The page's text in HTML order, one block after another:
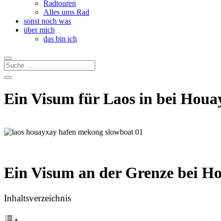
Radtouren
Alles ums Rad
sonst noch was
über mich
das bin ich
Ein Visum für Laos in bei
Ein Visum an der Grenze bei
Inhaltsverzeichnis